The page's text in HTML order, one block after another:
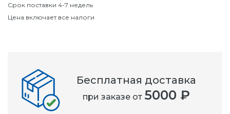
Срок поставки 4-7 недель
Цена включает все налоги
Бесплатная доставка
при заказе от 5000 ₽